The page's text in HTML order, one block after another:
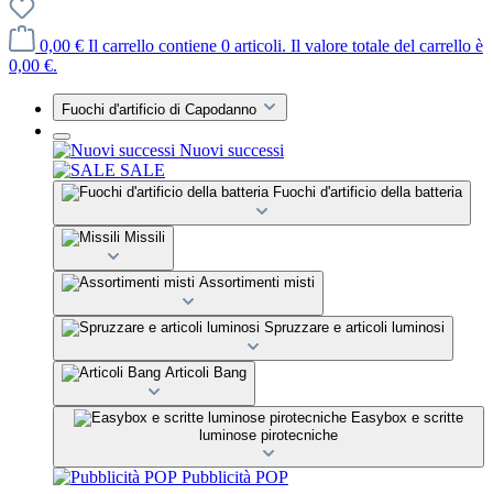
0,00 € Il carrello contiene 0 articoli. Il valore totale del carrello è
0,00 €.
Fuochi d'artificio di Capodanno
Nuovi successi
SALE
Fuochi d'artificio della batteria
Missili
Assortimenti misti
Spruzzare e articoli luminosi
Articoli Bang
Easybox e scritte
luminose pirotecniche
Pubblicità POP